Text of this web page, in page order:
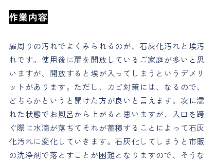
作業内容
扉周りの汚れでよくみられるのが、石灰化汚れと埃汚
れです。使用後に扉を開放しているご家庭が多いと思
いますが、開放すると埃が入ってしまうというデメリ
ットがあります。ただし、カビ対策には、なるので、
どちらかというと開けた方が良いと言えます。次に濡
れた状態でお風呂から上がると思いますが、入口を跨
ぐ際に水滴が落ちてそれが蓄積することによって石灰
化汚れに変化していきます。石灰化してしまうと市販
の洗浄剤で落とすことが困難となりますので、そうな